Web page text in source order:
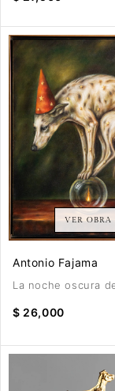
VER OBRA
Antonio Fajama
La noche oscura
$ 26,000